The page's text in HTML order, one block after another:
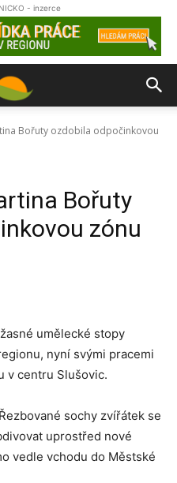
- inzerce
Bořuty ozdobila odpočinkovou
Bořuty
zónu
umělecké stopy
nyní svými pracemi
v centru Slušovic.
sochy zvířátek se
uprostřed nové
vedle vchodu do Městské